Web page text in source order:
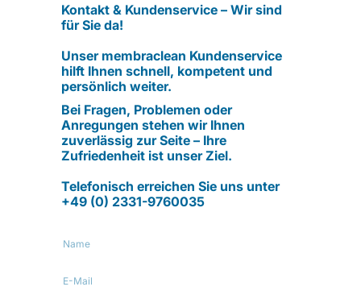
Kontakt & Kundenservice – Wir sind
für Sie da!
Unser membraclean Kundenservice
hilft Ihnen schnell, kompetent und
persönlich weiter.
Bei Fragen, Problemen oder
Anregungen stehen wir Ihnen
zuverlässig zur Seite – Ihre
Zufriedenheit ist unser Ziel.
Telefonisch erreichen Sie uns unter
+49 (0) 2331-9760035
Name
E-